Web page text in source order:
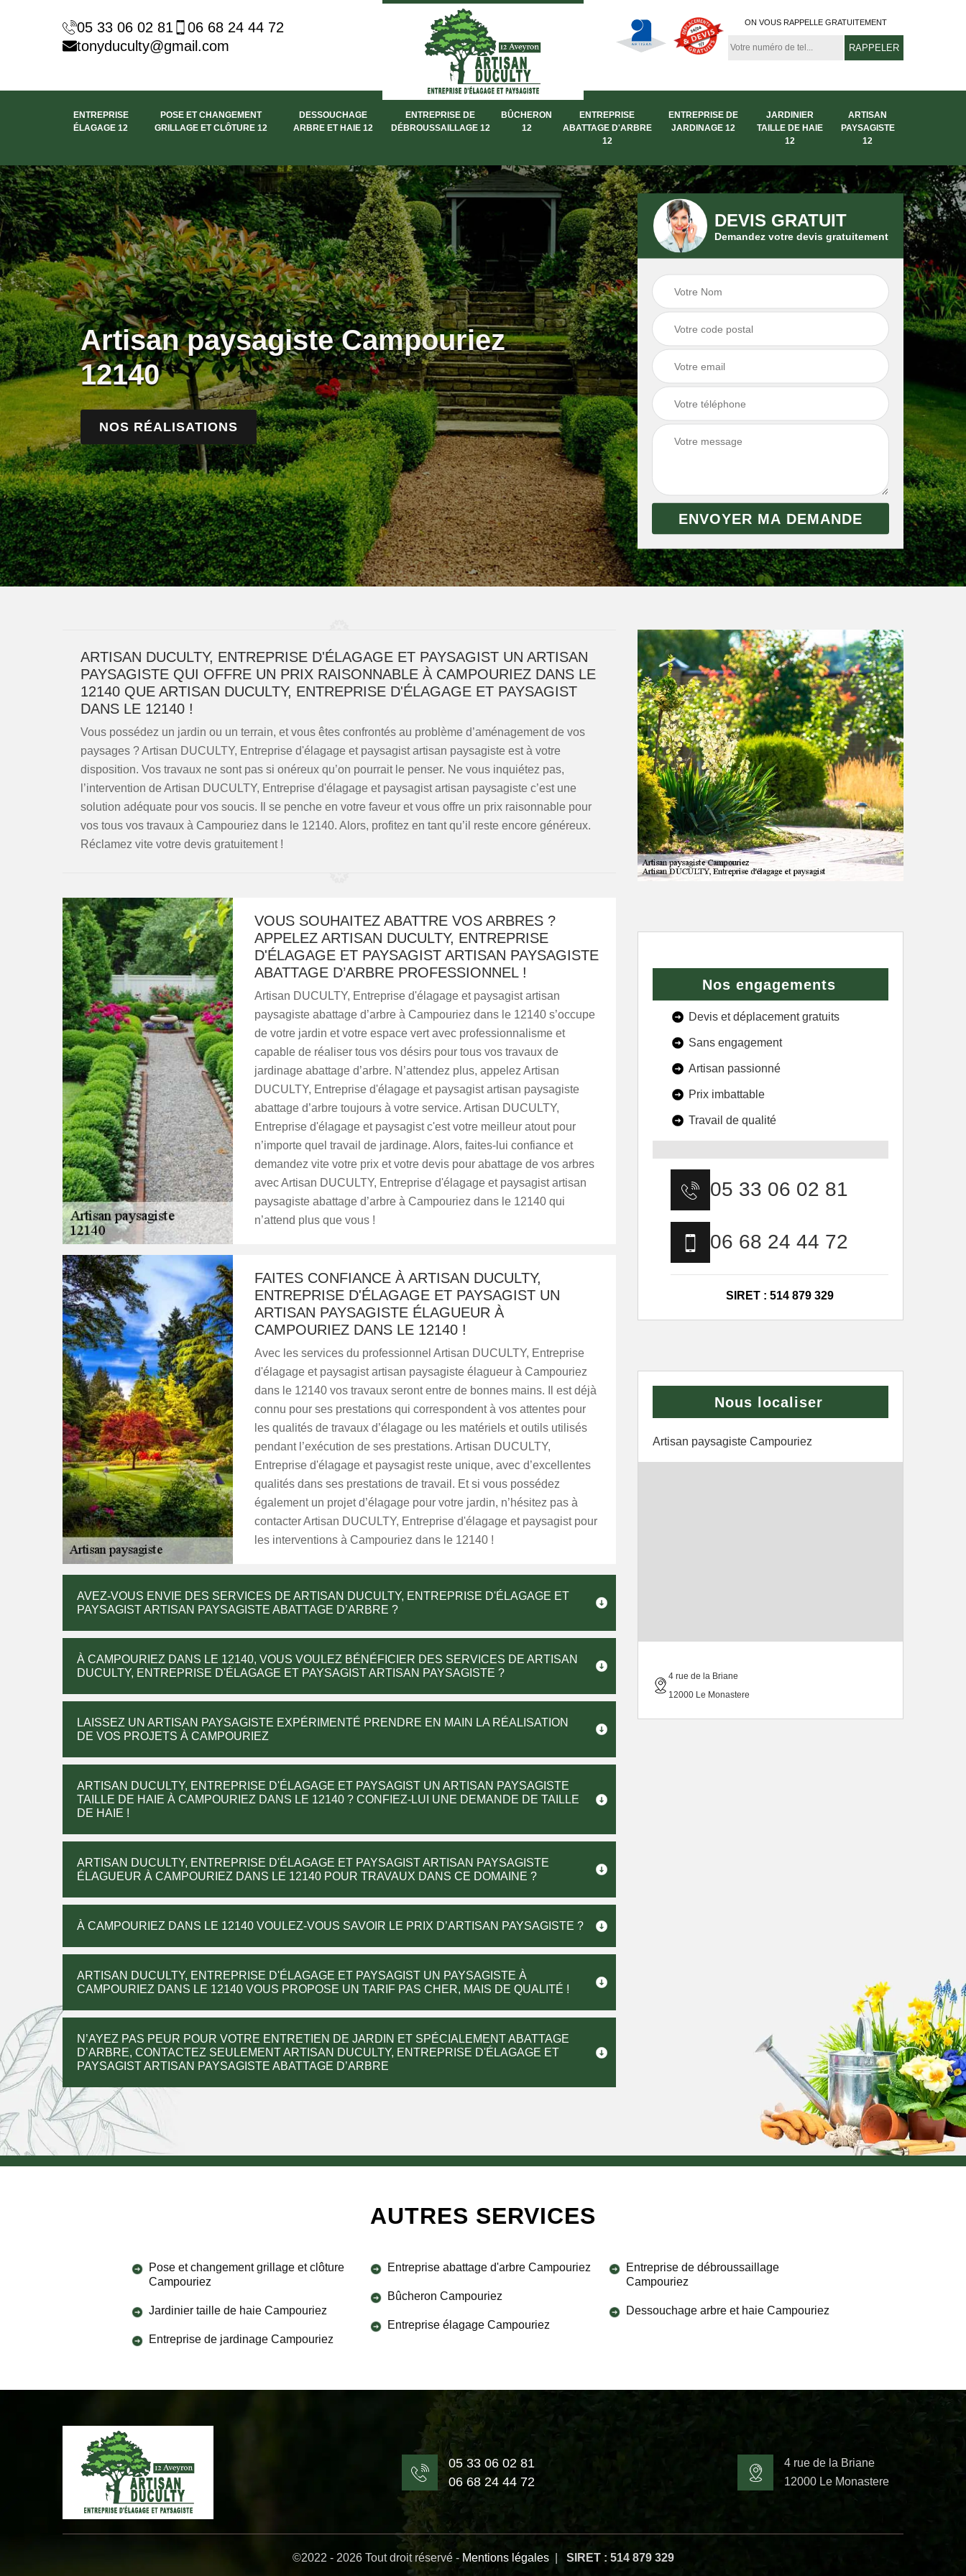
05 33 06 02 81
06 68 24 44 72
tonyduculty@gmail.com
ON VOUS RAPPELLE GRATUITEMENT
ENTREPRISE
ÉLAGAGE 12
POSE ET CHANGEMENT
GRILLAGE ET CLÔTURE 12
DESSOUCHAGE
ARBRE ET HAIE 12
ENTREPRISE DE
DÉBROUSSAILLAGE 12
BÛCHERON
12
ENTREPRISE
ABATTAGE D'ARBRE
12
ENTREPRISE DE
JARDINAGE 12
JARDINIER
TAILLE DE HAIE
12
ARTISAN
PAYSAGISTE
12
Artisan paysagiste Campouriez
12140
NOS RÉALISATIONS
DEVIS GRATUIT
Demandez votre devis gratuitement
ARTISAN DUCULTY, ENTREPRISE D'ÉLAGAGE ET PAYSAGIST UN ARTISAN
PAYSAGISTE QUI OFFRE UN PRIX RAISONNABLE À CAMPOURIEZ DANS LE
12140 QUE ARTISAN DUCULTY, ENTREPRISE D'ÉLAGAGE ET PAYSAGIST
DANS LE 12140 !
Vous possédez un jardin ou un terrain, et vous êtes confrontés au problème d’aménagement de vos
paysages ? Artisan DUCULTY, Entreprise d'élagage et paysagist artisan paysagiste est à votre
disposition. Vos travaux ne sont pas si onéreux qu’on pourrait le penser. Ne vous inquiétez pas,
l’intervention de Artisan DUCULTY, Entreprise d'élagage et paysagist artisan paysagiste c’est une
solution adéquate pour vos soucis. Il se penche en votre faveur et vous offre un prix raisonnable pour
vos tous vos travaux à Campouriez dans le 12140. Alors, profitez en tant qu’il reste encore généreux.
Réclamez vite votre devis gratuitement !
VOUS SOUHAITEZ ABATTRE VOS ARBRES ?
APPELEZ ARTISAN DUCULTY, ENTREPRISE
D'ÉLAGAGE ET PAYSAGIST ARTISAN PAYSAGISTE
ABATTAGE D’ARBRE PROFESSIONNEL !
Artisan DUCULTY, Entreprise d'élagage et paysagist artisan
paysagiste abattage d’arbre à Campouriez dans le 12140 s’occupe
de votre jardin et votre espace vert avec professionnalisme et
capable de réaliser tous vos désirs pour tous vos travaux de
jardinage abattage d’arbre. N’attendez plus, appelez Artisan
DUCULTY, Entreprise d'élagage et paysagist artisan paysagiste
abattage d’arbre toujours à votre service. Artisan DUCULTY,
Entreprise d'élagage et paysagist c'est votre meilleur atout pour
n’importe quel travail de jardinage. Alors, faites-lui confiance et
demandez vite votre prix et votre devis pour abattage de vos arbres
avec Artisan DUCULTY, Entreprise d'élagage et paysagist artisan
paysagiste abattage d’arbre à Campouriez dans le 12140 qui
n’attend plus que vous !
FAITES CONFIANCE À ARTISAN DUCULTY,
ENTREPRISE D'ÉLAGAGE ET PAYSAGIST UN
ARTISAN PAYSAGISTE ÉLAGUEUR À
CAMPOURIEZ DANS LE 12140 !
Avec les services du professionnel Artisan DUCULTY, Entreprise
d'élagage et paysagist artisan paysagiste élagueur à Campouriez
dans le 12140 vos travaux seront entre de bonnes mains. Il est déjà
connu pour ses prestations qui correspondent à vos attentes pour
les qualités de travaux d’élagage ou les matériels et outils utilisés
pendant l’exécution de ses prestations. Artisan DUCULTY,
Entreprise d'élagage et paysagist reste unique, avec d’excellentes
qualités dans ses prestations de travail. Et si vous possédez
également un projet d’élagage pour votre jardin, n’hésitez pas à
contacter Artisan DUCULTY, Entreprise d'élagage et paysagist pour
les interventions à Campouriez dans le 12140 !
AVEZ-VOUS ENVIE DES SERVICES DE ARTISAN DUCULTY, ENTREPRISE D'ÉLAGAGE ET
PAYSAGIST ARTISAN PAYSAGISTE ABATTAGE D’ARBRE ?
À CAMPOURIEZ DANS LE 12140, VOUS VOULEZ BÉNÉFICIER DES SERVICES DE ARTISAN
DUCULTY, ENTREPRISE D'ÉLAGAGE ET PAYSAGIST ARTISAN PAYSAGISTE ?
LAISSEZ UN ARTISAN PAYSAGISTE EXPÉRIMENTÉ PRENDRE EN MAIN LA RÉALISATION
DE VOS PROJETS À CAMPOURIEZ
ARTISAN DUCULTY, ENTREPRISE D'ÉLAGAGE ET PAYSAGIST UN ARTISAN PAYSAGISTE
TAILLE DE HAIE À CAMPOURIEZ DANS LE 12140 ? CONFIEZ-LUI UNE DEMANDE DE TAILLE
DE HAIE !
ARTISAN DUCULTY, ENTREPRISE D'ÉLAGAGE ET PAYSAGIST ARTISAN PAYSAGISTE
ÉLAGUEUR À CAMPOURIEZ DANS LE 12140 POUR TRAVAUX DANS CE DOMAINE ?
À CAMPOURIEZ DANS LE 12140 VOULEZ-VOUS SAVOIR LE PRIX D’ARTISAN PAYSAGISTE ?
ARTISAN DUCULTY, ENTREPRISE D'ÉLAGAGE ET PAYSAGIST UN PAYSAGISTE À
CAMPOURIEZ DANS LE 12140 VOUS PROPOSE UN TARIF PAS CHER, MAIS DE QUALITÉ !
N’AYEZ PAS PEUR POUR VOTRE ENTRETIEN DE JARDIN ET SPÉCIALEMENT ABATTAGE
D’ARBRE, CONTACTEZ SEULEMENT ARTISAN DUCULTY, ENTREPRISE D'ÉLAGAGE ET
PAYSAGIST ARTISAN PAYSAGISTE ABATTAGE D’ARBRE
Nos engagements
Devis et déplacement gratuits
Sans engagement
Artisan passionné
Prix imbattable
Travail de qualité
05 33 06 02 81
06 68 24 44 72
SIRET : 514 879 329
Nous localiser
Artisan paysagiste Campouriez
4 rue de la Briane
12000 Le Monastere
AUTRES SERVICES
Pose et changement grillage et clôture
Campouriez
Jardinier taille de haie Campouriez
Entreprise de jardinage Campouriez
Entreprise abattage d'arbre Campouriez
Bûcheron Campouriez
Entreprise élagage Campouriez
Entreprise de débroussaillage
Campouriez
Dessouchage arbre et haie Campouriez
05 33 06 02 81
06 68 24 44 72
4 rue de la Briane
12000 Le Monastere
©2022 - 2026 Tout droit réservé - Mentions légales| SIRET : 514 879 329